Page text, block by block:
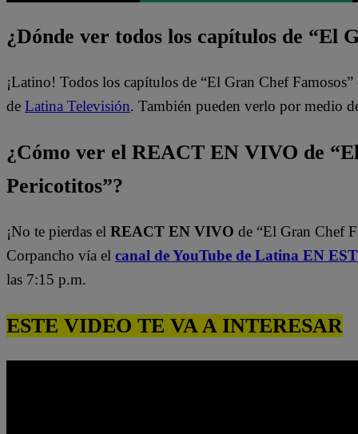
¿Dónde ver todos los capítulos de “El
¡Latino! Todos los capítulos de “El Gran Chef
de Latina Televisión. También pueden verlo por medio
¿Cómo ver el REACT EN VIVO de
Pericotitos”?
¡No te pierdas el REACT EN VIVO de “El Gran Chef
Corpancho vía el canal de YouTube de Latina EN
las 7:15 p.m.
ESTE VIDEO TE VA A INTERESAR